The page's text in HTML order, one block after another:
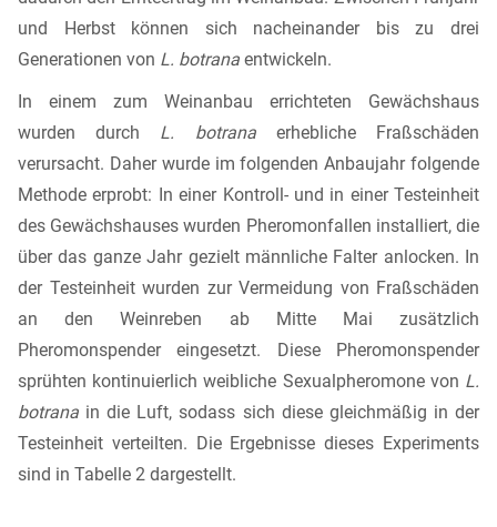
und Herbst können sich nacheinander bis zu drei
Generationen von L. botrana entwickeln.
In einem zum Weinanbau errichteten Gewächshaus
wurden durch L. botranaerhebliche Fraßschäden
verursacht. Daher wurde im folgenden Anbaujahr folgende
Methode erprobt: In einer Kontroll- und in einer Testeinheit
des Gewächshauses wurden Pheromonfallen installiert, die
über das ganze Jahr gezielt männliche Falter anlocken. In
der Testeinheit wurden zur Vermeidung von Fraßschäden
an den Weinreben ab Mitte Mai zusätzlich
Pheromonspender eingesetzt. Diese Pheromonspender
sprühten kontinuierlich weibliche Sexualpheromone von L.
botrana in die Luft, sodass sich diese gleichmäßig in der
Testeinheit verteilten. Die Ergebnisse dieses Experiments
sind in Tabelle 2 dargestellt.